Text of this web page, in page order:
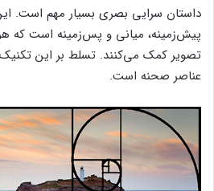
داستان سرایی بصری بسیار مهم است.
پیش‌زمینه، میانی و پس‌زمینه است که
تصویر کمک می‌کنند. تسلط بر این
عناصر صحنه است.